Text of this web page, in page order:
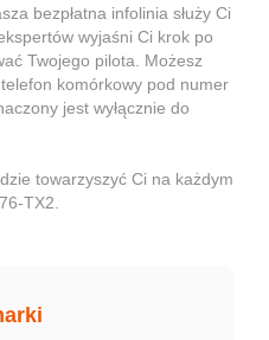
bezpłatna infolinia służy Ci
wyjaśni Ci krok po
Twojego pilota. Możesz
komórkowy pod numer
jest wyłącznie do
towarzyszyć Ci na każdym
TX2.